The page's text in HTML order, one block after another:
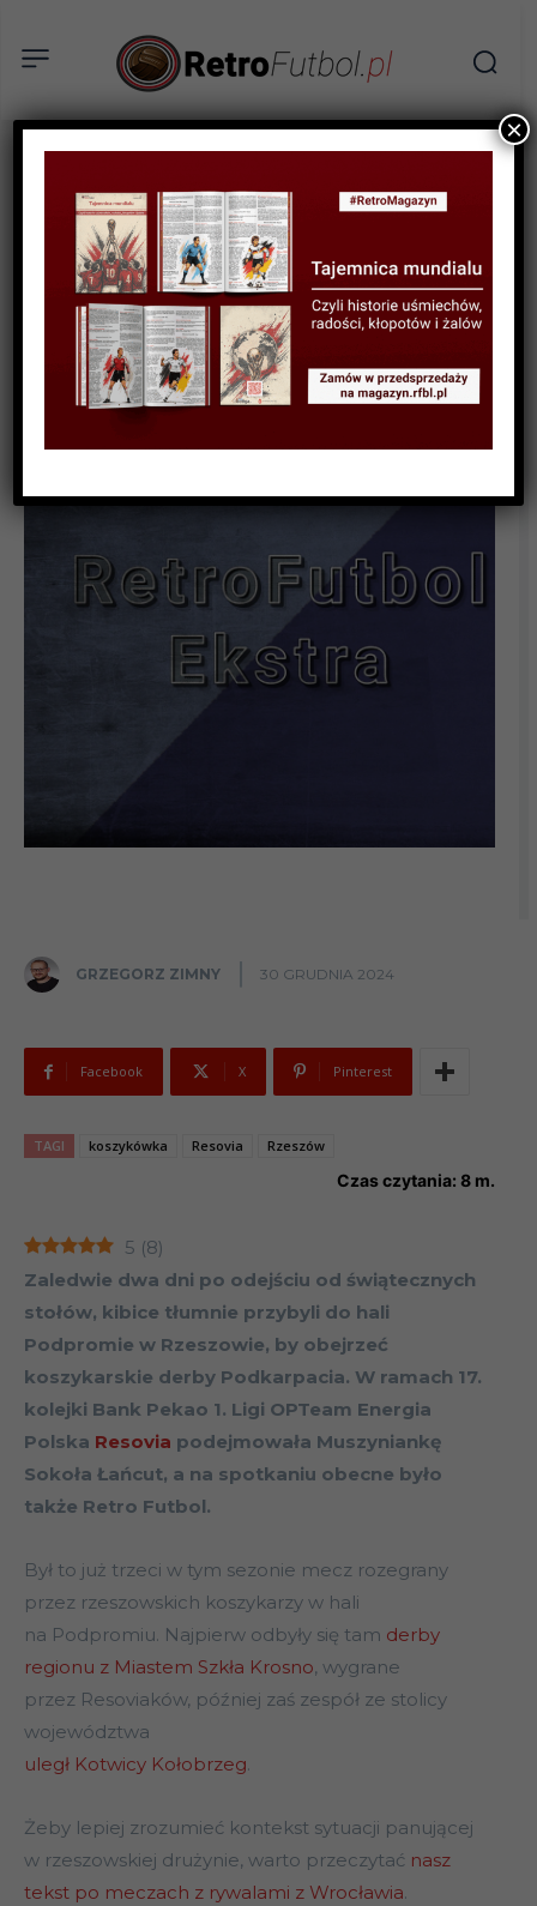
HISTORIA INNYCH SPORTÓW RELACJE
Koszykarskie derby
Podkarpacia – wizyta na
meczu OPTeam Energia
Polska Resovia –
Muszynianka Sokół Łańcut
GRZEGORZ ZIMNY 30 GRUDNIA 2024
Facebook X Pinterest
TAGI koszykówka Resovia Rzeszów
Czas czytania: 8 m.
5 (8)
Zaledwie dwa dni po odejściu od świątecznych
stołów, kibice tłumnie przybyli do hali
Podpromie w Rzeszowie, by obejrzeć
koszykarskie derby Podkarpacia. W ramach 17.
kolejki Bank Pekao 1. Ligi OPTeam Energia
Polska Resovia podejmowała Muszyniankę
Sokoła Łańcut, a na spotkaniu obecne było
także Retro Futbol.
Był to już trzeci w tym sezonie mecz rozegrany
przez rzeszowskich koszykarzy w hali
na Podpromiu. Najpierw odbyły się tam derby
regionu z Miastem Szkła Krosno, wygrane
przez Resoviaków, później zaś zespół ze stolicy
województwa
uległ Kotwicy Kołobrzeg.
Żeby lepiej zrozumieć kontekst sytuacji panującej
w rzeszowskiej drużynie, warto przeczytać nasz
tekst po meczach z rywalami z Wrocławia.
×